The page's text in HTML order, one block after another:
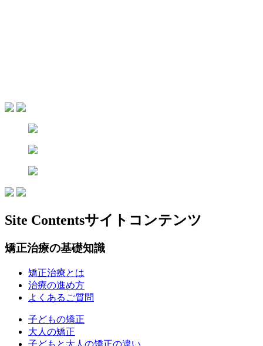
Site Contentsサイトコンテンツ
矯正治療の基礎知識
矯正治療とは
治療の進め方
よくあるご質問
子どもの矯正
大人の矯正